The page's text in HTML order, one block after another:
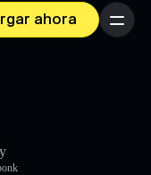
ahora Menú